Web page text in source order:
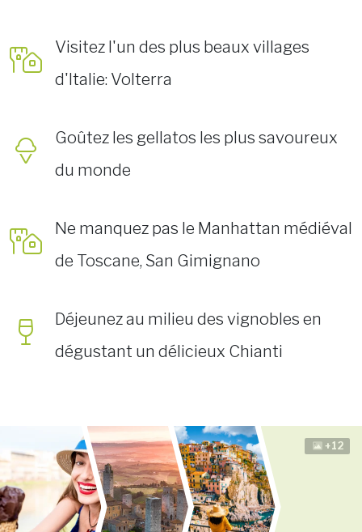
Visitez l'un des plus beaux villages
d'Italie: Volterra
Goûtez les gellatos les plus savoureux
du monde
Ne manquez pas le Manhattan médiéval
de Toscane, San Gimignano
Déjeunez au milieu des vignobles en
dégustant un délicieux Chianti
+12